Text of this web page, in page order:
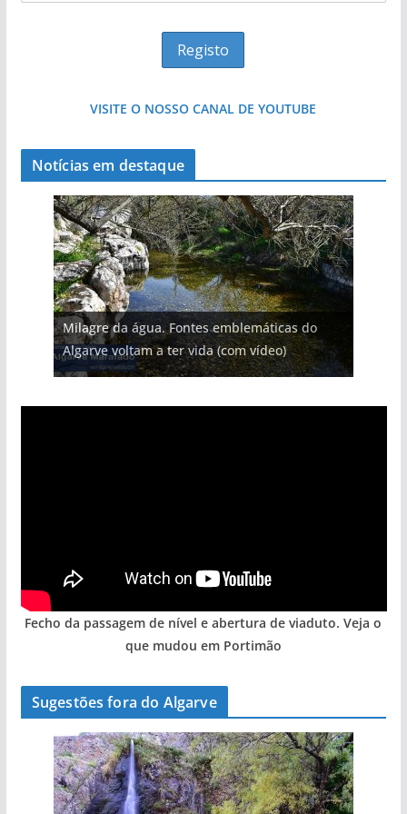
VISITE O NOSSO CANAL DE YOUTUBE
Notícias em destaque
Milagre da água. Fontes emblemáticas do
Algarve voltam a ter vida (com vídeo)
Fecho da passagem de nível e abertura de viaduto. Veja o
que mudou em Portimão
Sugestões fora do Algarve